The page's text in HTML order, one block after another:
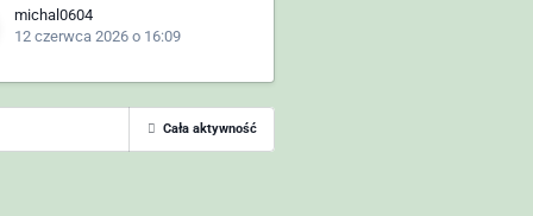
michal0604
12 czerwca 2026 o 16:09
Cała aktywność